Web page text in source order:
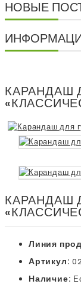
НОВЫЕ
КАРАНДАШ
КАРАНДАШ
Линия
Артикул:
Наличие: